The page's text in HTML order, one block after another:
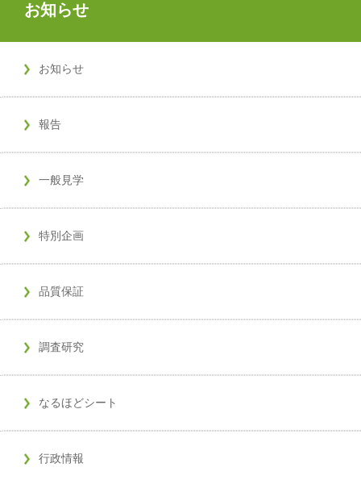
お知らせ
お知らせ
報告
一般見学
特別企画
品質保証
調査研究
なるほどシート
行政情報